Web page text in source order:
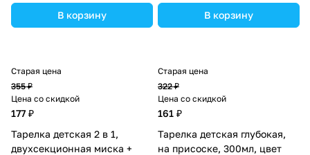
В корзину В корзину
Старая цена
355 ₽
Цена со скидкой
177 ₽
Тарелка детская 2 в 1,
двухсекционная миска +
Старая цена
322 ₽
Цена со скидкой
161 ₽
Тарелка детская глубокая,
на присоске, 300мл, цвет